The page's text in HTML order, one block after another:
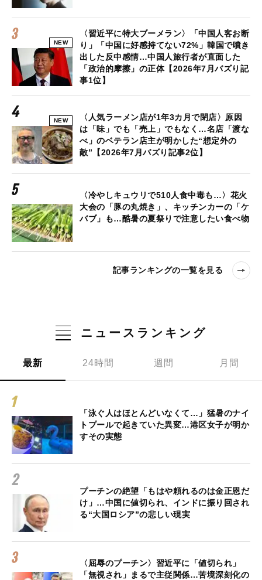
NEW
〈習近平に特大ブーメラン〉「中国人客お断
り」「中国に好感持てない72%」韓国で噴き
出した反中感情…中国人旅行者が直面した
「政治的摩擦」の正体【2026年7月バズり記
事1位】
NEW
〈人気ラーメン店が1年3カ月で閉店〉原因
は「味」でも「売上」でもなく…名店「渡な
べ」のベテラン店主が明かした“想定外の
敵”【2026年7月バズり記事2位】
〈冷やしキュウリで510人食中毒も…〉花火
大会の「豚の丸焼き」、キッチンカーの「ケ
バブ」も…酷暑の夏祭りで注意したい食べ物
記事ランキングの一覧を見る
ニュースランキング
最新 24時間 週間 月間
「泳ぐ人はほとんどいなくて…」猛暑のナイ
トプールで起きていた異変…港区女子が明か
すその実態
プーチンの絶望「もはや頼れるのは金正恩だ
け」…中国に値切られ、インドに振り回され
る“大国ロシア”の悲しい現実
〈屈辱のプーチン〉習近平に「値切られ」
「無視され」まるで主従関係…苦境深刻化の